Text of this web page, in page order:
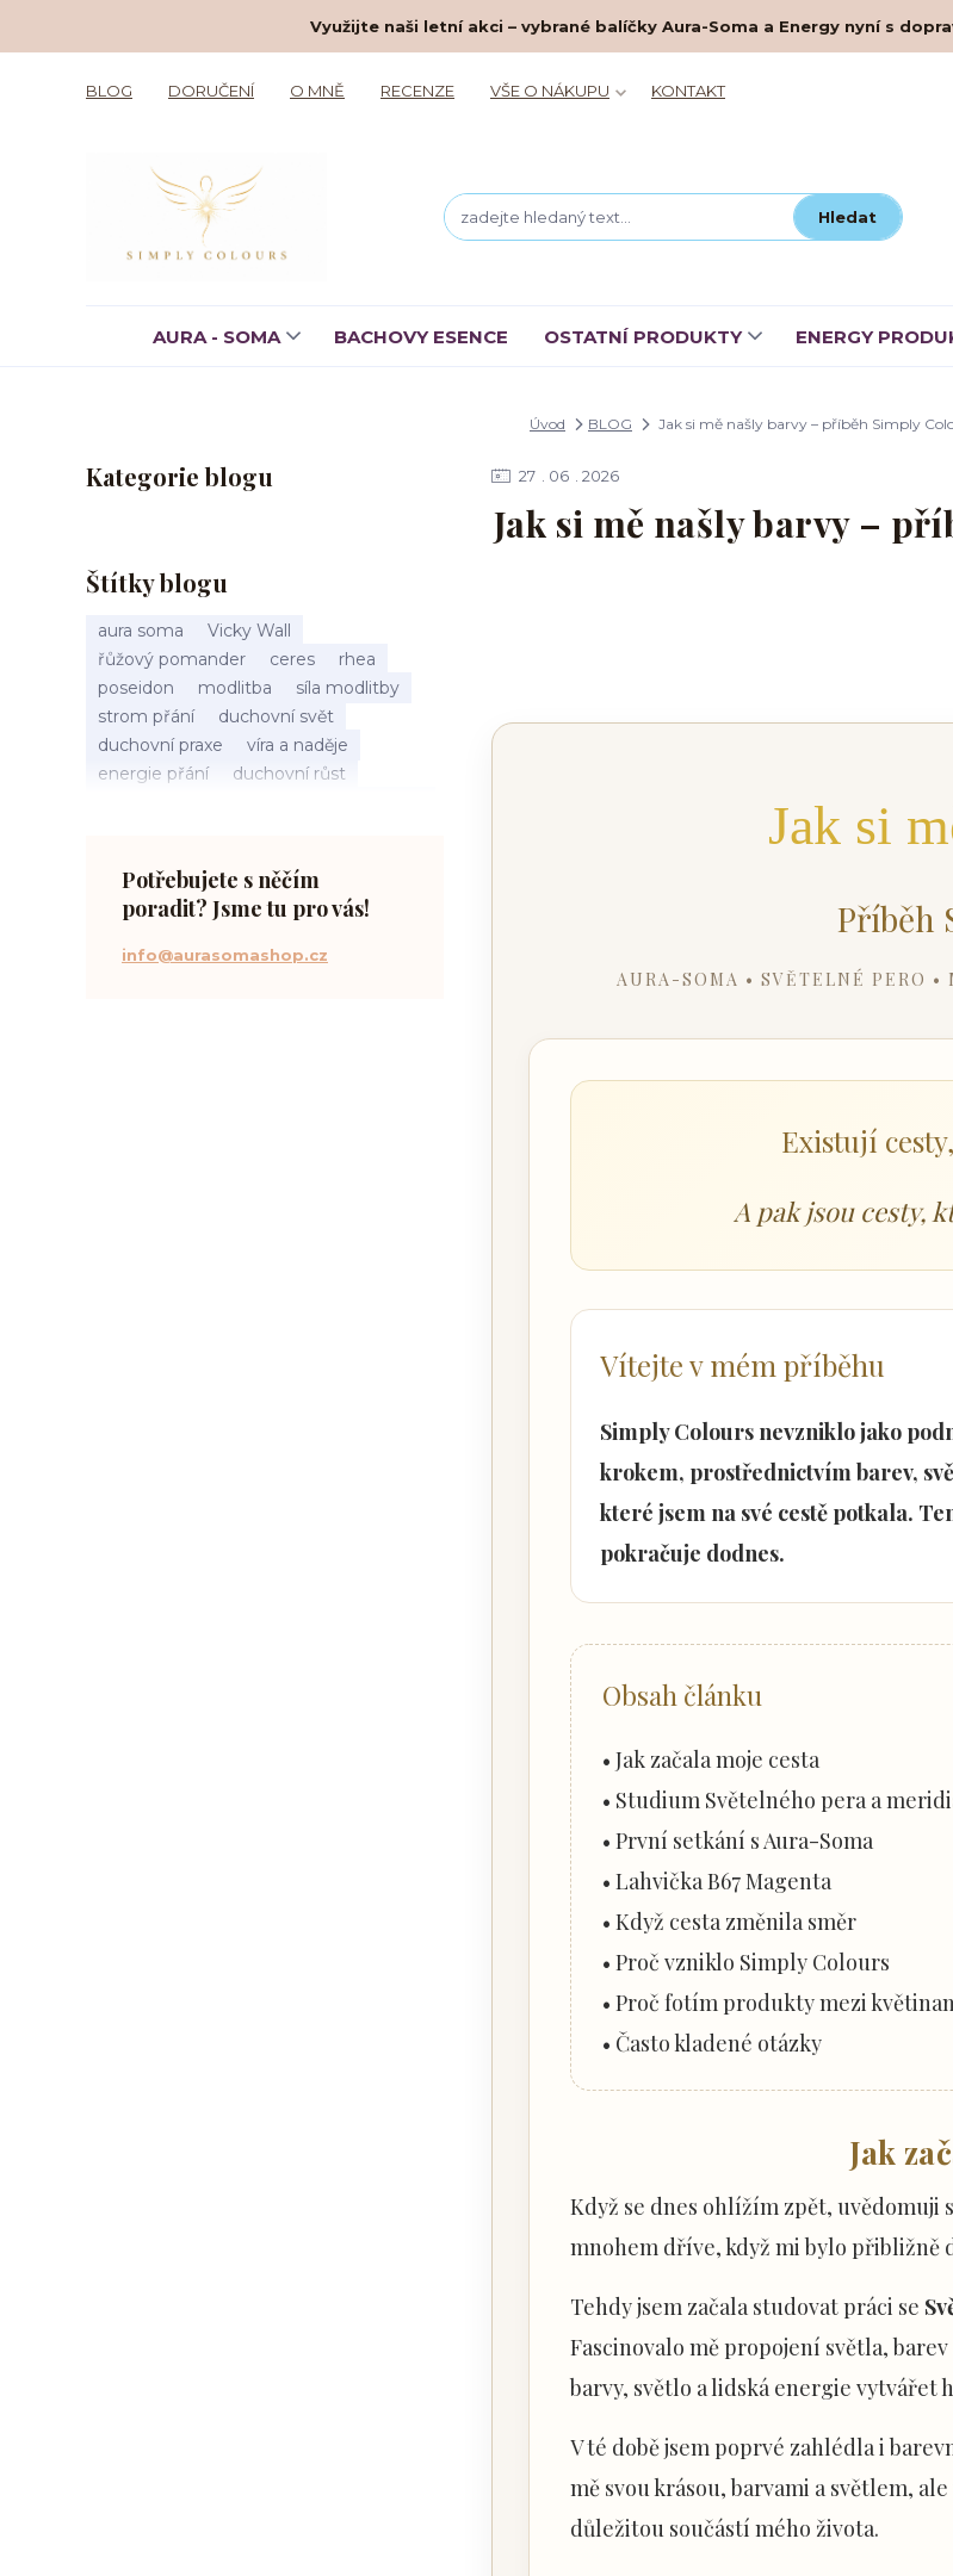
Využijte naši letní akci – vybrané balíčky Aura-Soma a Energy nyní s
BLOG DORUČENÍ O MNĚ RECENZE VŠE O NÁKUPU KONTAKT
Hledat
AURA - SOMA BACHOVY ESENCE OSTATNÍ PRODUKTY ENERGY
Úvod BLOG Jak si mě našly barvy – příběh Simply
Kategorie blogu
Štítky blogu
aura soma
Vicky Wall
řůžový pomander
ceres
rhea
poseidon
modlitba
síla modlitby
strom přání
duchovní svět
duchovní praxe
víra a naděje
energie přání
duchovní růst
práce s energiemi
přání a manifestace
Potřebujete s něčím
poradit? Jsme tu pro vás!
info@aurasomashop.cz
27 06 2026
Jak si mě našly barvy –
Jak si
Příběh
AURA-SOMA • SVĚTELNÉ PERO
Existují
A pak jsou cesty,
Vítejte v mém příběhu
Simply Colours nevzniklo jako
krokem, prostřednictvím barev,
které jsem na své cestě potkala.
pokračuje dodnes.
Obsah článku
• Jak začala moje cesta
• Studium Světelného pera a
• První setkání s Aura-Soma
• Lahvička B67 Magenta
• Když cesta změnila směr
• Proč vzniklo Simply Colours
• Proč fotím produkty mezi
• Často kladené otázky
Jak
Když se dnes ohlížím zpět, uvědomuji
mnohem dříve, když mi bylo přibližně
Tehdy jsem začala studovat práci se
Fascinovalo mě propojení světla,
barvy, světlo a lidská energie vytvářet
V té době jsem poprvé zahlédla i
mě svou krásou, barvami a světlem,
důležitou součástí mého života.